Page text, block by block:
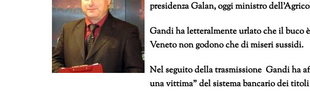
presidenza Galan, oggi ministro
Gandi ha letteralmente urlato che il buco
Veneto non godono che di miseri sussidi.
Nel seguito della trasmissione Gandi ha
una vittima” del sistema bancario dei